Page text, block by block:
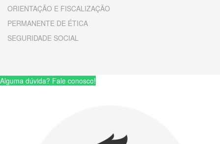
ORIENTAÇÃO E FISCALIZAÇÃO
PERMANENTE DE ÉTICA
SEGURIDADE SOCIAL
Alguma dúvida? Fale conosco!